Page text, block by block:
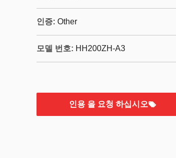
인증: Other
모델 번호: HH200ZH-A3
인용 을 요청 하십시오